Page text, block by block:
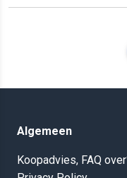
Algemeen
Koopadvies, FAQ